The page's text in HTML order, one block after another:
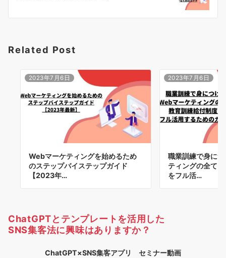
シ
ン
Related Post
2023年7月6日
Webマーケティングを始めるため
のステップバイステップガイド
【2023年…
2023年7月6日
職業訓練で身に
ティングの全て
をフル活…
ChatGPTとテンプレートを活用した
SNS集客法に興味はありますか？
ChatGPT×SNS集客アプリ セミナー動画